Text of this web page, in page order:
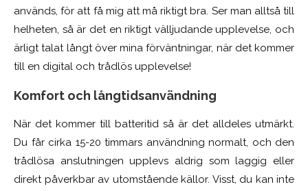
används, för att få mig att må riktigt bra. Ser man alltså till
helheten, så är det en riktigt välljudande upplevelse, och
ärligt talat långt över mina förväntningar, när det kommer
till en digital och trådlös upplevelse!
Komfort och långtidsanvändning
När det kommer till batteritid så är det alldeles utmärkt.
Du får cirka 15-20 timmars användning normalt, och den
trådlösa anslutningen upplevs aldrig som laggig eller
direkt påverkbar av utomstående källor. Visst, du kan inte